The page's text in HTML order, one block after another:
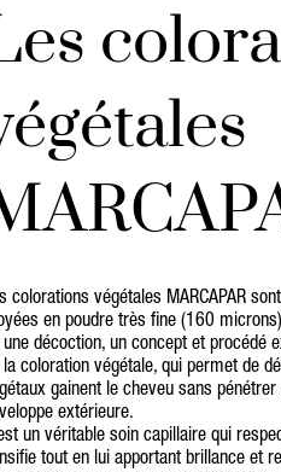
colorations végétales MARCAPAR
en poudre très fine (160
une décoction, un concept et procédé
la coloration végétale, qui permet de
gainent le cheveu sans
extérieure.
un véritable soin capillaire qui
tout en lui apportant brillance et